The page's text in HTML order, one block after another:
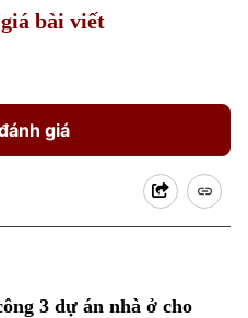
bài viết
giá
3 dự án nhà ở cho